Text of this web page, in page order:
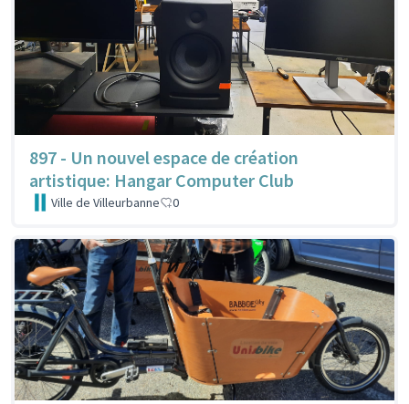
897 - Un nouvel espace de création
artistique: Hangar Computer Club
Ville de Villeurbanne 0